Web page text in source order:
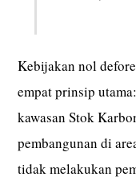
Kebijakan nol
empat prinsip
kawasan Stok
pembangunan di
tidak melakukan